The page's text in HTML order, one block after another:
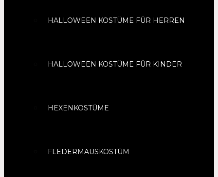
HALLOWEEN KOSTÜME FÜR HERREN
HALLOWEEN KOSTÜME FÜR KINDER
HEXENKOSTÜME
FLEDERMAUSKOSTÜM